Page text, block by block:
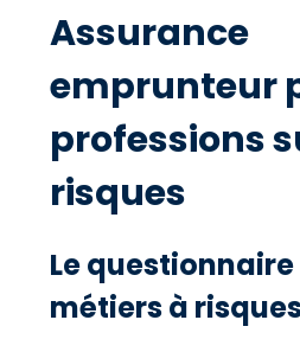
Assurance
emprunteur
professions
risques
Le
métiers à